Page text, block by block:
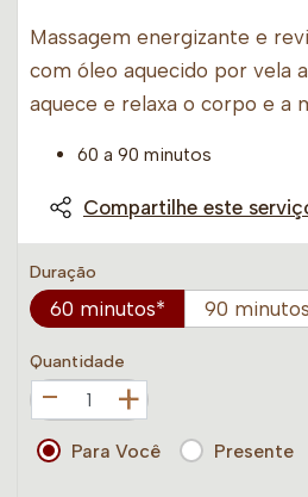
Massagem energizante e
com óleo aquecido por vela
aquece e relaxa o corpo e a
60 a 90 minutos
Compartilhe este
Duração
60 minutos* 90 minutos
Quantidade
+
Para Você Presente